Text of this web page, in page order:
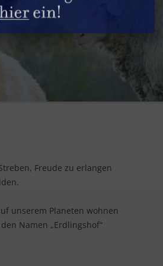
ASPEKTE
STELLENANGEBOTE
Freude zu erlangen
unserem Planeten wohnen
Namen „Erdlingshof“